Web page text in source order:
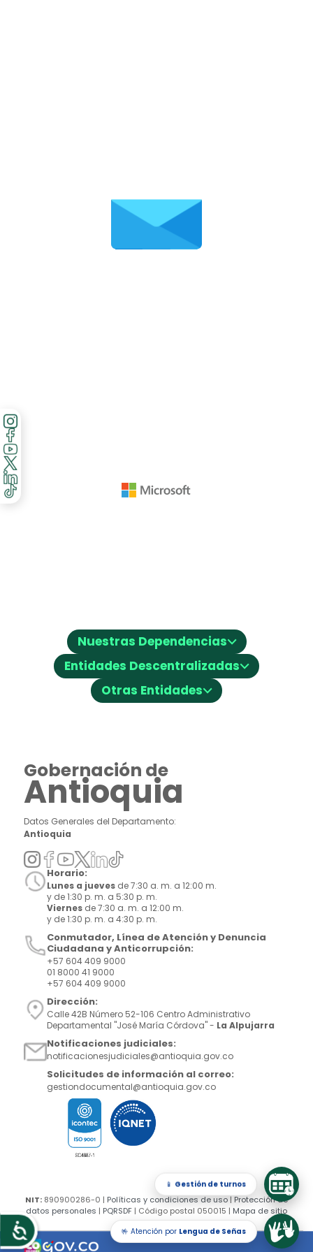
Accesibilidad
📱 Gestión de turnos
🤟 Atención por Lengua de Señas
Nuestras Dependencias⌵
Entidades Descentralizadas⌵
Otras Entidades⌵
Gobernación de
Antioquia
Datos Generales del Departamento:
Antioquia
Horario:
Lunes a jueves de 7:30 a. m. a 12:00 m.
y de 1:30 p. m. a 5:30 p. m.
Viernes de 7:30 a. m. a 12:00 m.
y de 1:30 p. m. a 4:30 p. m.
Conmutador, Línea de Atención y Denuncia
Ciudadana y Anticorrupción:
+57 604 409 9000
01 8000 41 9000
+57 604 409 9000
Dirección:
Calle 42B Número 52-106 Centro Administrativo
Departamental "José María Córdova" - La Alpujarra
Notificaciones judiciales:
notificacionesjudiciales@antioquia.gov.co
Solicitudes de información al correo:
gestiondocumental@antioquia.gov.co
NIT: 890900286-0 | Políticas y condiciones de uso | Protección de
datos personales | PQRSDF | Código postal 050015 | Mapa de sitio